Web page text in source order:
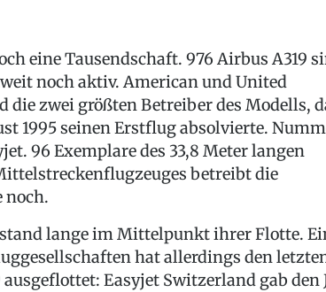
eine Tausendschaft. 976 Airbus A319
noch aktiv. American und United
die zwei größten Betreiber des Modells,
1995 seinen Erstflug absolvierte.
96 Exemplare des 33,8 Meter langen
betreibt die
lange im Mittelpunkt ihrer Flotte.
hat allerdings den
ausgeflottet: Easyjet Switzerland gab den